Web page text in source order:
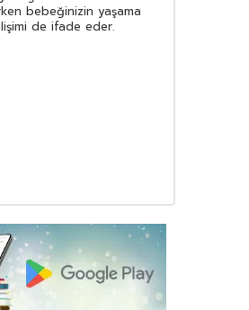
bebeğinizin yaşama
de ifade eder.